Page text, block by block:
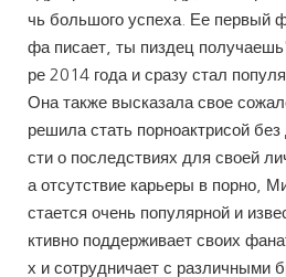
чь большого успеха. Ее первый
фа писает, ты пиздец
ре 2014 года и сразу стал
Она также высказала свое
решила стать порноактрисой
сти о последствиях для своей
а отсутствие карьеры в порно,
стается очень популярной и
ктивно поддерживает своих
х и сотрудничает с различными